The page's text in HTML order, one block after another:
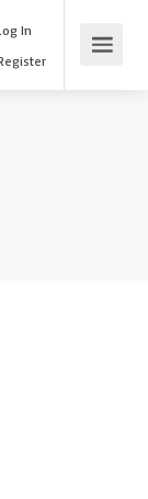
Log In